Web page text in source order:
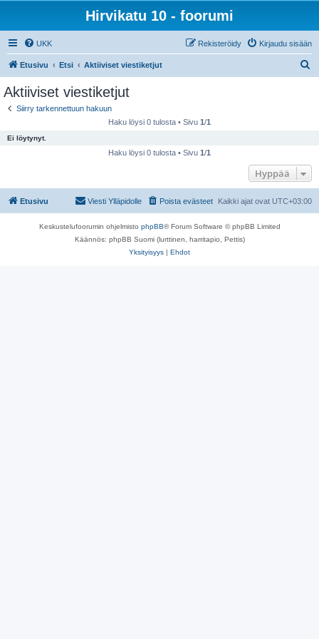
Hirvikatu 10 - foorumi
UKK Kirjaudu sisään
Rekisteröidy
Etusivu Etsi Aktiiviset viestiketjut
Aktiiviset viestiketjut
Siirry tarkennettuun hakuun
Haku löysi 0 tulosta • Sivu 1/1
Ei löytynyt.
Haku löysi 0 tulosta • Sivu 1/1
Hyppää
Etusivu Kaikki ajat ovat UTC+03:00
Poista evästeet
Viesti Ylläpidolle
Keskustelufoorumin ohjelmisto phpBB® Forum Software © phpBB Limited
Käännös: phpBB Suomi (lurttinen, harritapio, Pettis)
Yksityisyys | Ehdot